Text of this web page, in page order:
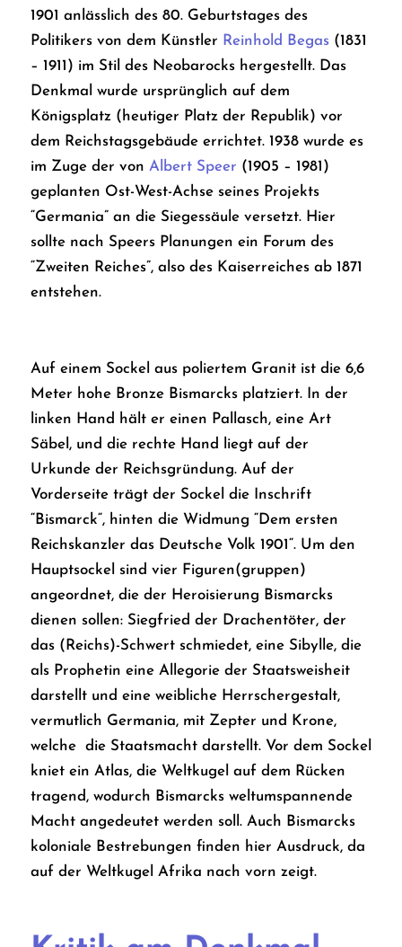
1901 anlässlich des 80. Geburtstages des
Politikers von dem Künstler Reinhold Begas(1831
– 1911) im Stil des Neobarocks hergestellt. Das
Denkmal wurde ursprünglich auf dem
Königsplatz (heutiger Platz der Republik) vor
dem Reichstagsgebäude errichtet. 1938 wurde es
im Zuge der von Albert Speer (1905 – 1981)
geplanten Ost-West-Achse seines Projekts
“Germania” an die Siegessäule versetzt. Hier
sollte nach Speers Planungen ein Forum des
“Zweiten Reiches”, also des Kaiserreiches ab 1871
entstehen.
Auf einem Sockel aus poliertem Granit ist die 6,6
Meter hohe Bronze Bismarcks platziert. In der
linken Hand hält er einen Pallasch, eine Art
Säbel, und die rechte Hand liegt auf der
Urkunde der Reichsgründung. Auf der
Vorderseite trägt der Sockel die Inschrift
“Bismarck“, hinten die Widmung “Dem ersten
Reichskanzler das Deutsche Volk 1901“. Um den
Hauptsockel sind vier Figuren(gruppen)
angeordnet, die der Heroisierung Bismarcks
dienen sollen: Siegfried der Drachentöter, der
das (Reichs)-Schwert schmiedet, eine Sibylle, die
als Prophetin eine Allegorie der Staatsweisheit
darstellt und eine weibliche Herrschergestalt,
vermutlich Germania, mit Zepter und Krone,
welche die Staatsmacht darstellt. Vor dem Sockel
kniet ein Atlas, die Weltkugel auf dem Rücken
tragend, wodurch Bismarcks weltumspannende
Macht angedeutet werden soll. Auch Bismarcks
koloniale Bestrebungen finden hier Ausdruck, da
auf der Weltkugel Afrika nach vorn zeigt.